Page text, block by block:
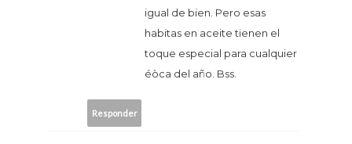
igual de bien. Pero esas
habitas en aceite tienen el
toque especial para cualquier
éòca del año. Bss.
Responder